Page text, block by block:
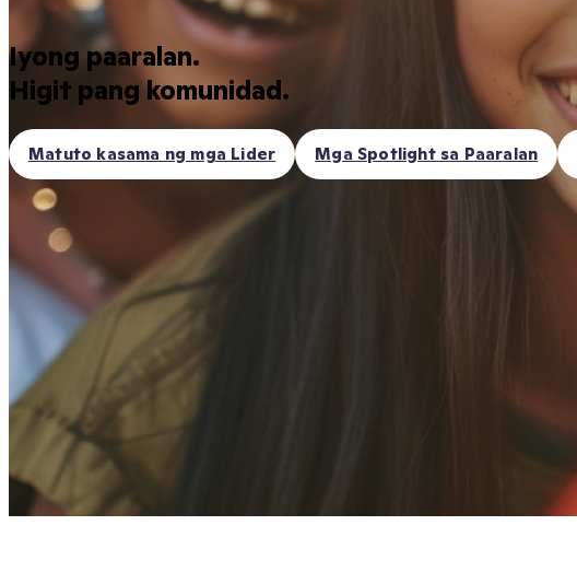
Iyong paaralan.
Higit pang komunidad.
Matuto kasama ng mga Lider Mga Spotlight sa Paaralan